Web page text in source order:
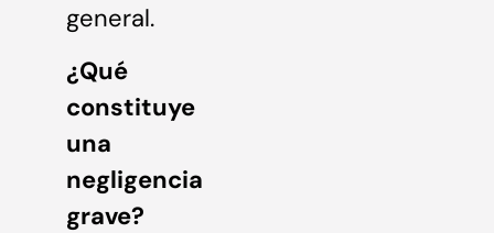
general.
¿Qué
constituye
una
negligencia
grave?